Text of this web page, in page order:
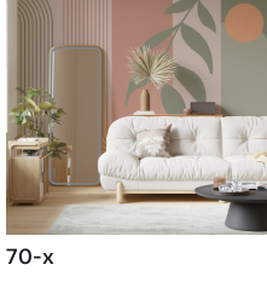
70-х